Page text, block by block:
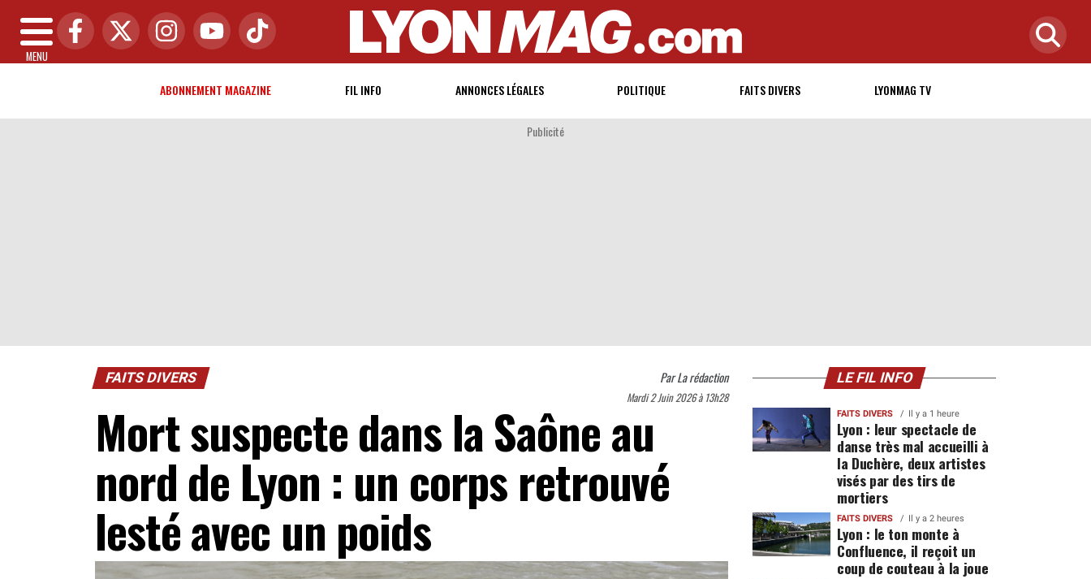
MENU
ABONNEMENT MAGAZINE FIL INFO ANNONCES LÉGALES POLITIQUE FAITS DIVERS LYONMAG TV
Publicité
FAITS DIVERS ParLa rédaction
Mardi 2 Juin 2026 à 13h28
Mort suspecte dans la Saône au
nord de Lyon : un corps retrouvé
lesté avec un poids
LE FIL INFO
FAITS DIVERS Il y a 1 heure
Lyon : leur spectacle de
danse très mal accueilli à
la Duchère, deux artistes
visés par des tirs de
mortiers
FAITS DIVERS Il y a 2 heures
Lyon : le ton monte à
Confluence, il reçoit un
coup de couteau à la joue